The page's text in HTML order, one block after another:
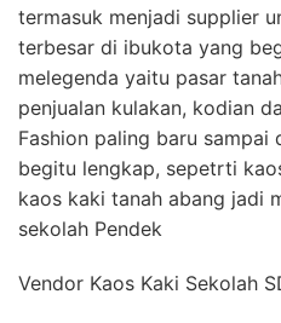
termasuk menjadi supplier
terbesar di ibukota yang
melegenda yaitu pasar
penjualan kulakan, kodian
Fashion paling baru sampai
begitu lengkap, sepetrti
kaos kaki tanah abang jadi
sekolah Pendek
Vendor Kaos Kaki Sekolah